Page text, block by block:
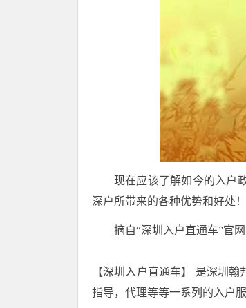
现在应该了解如今的入户
深户所带来的各种优势和好处！
摘自“深圳入户直通车”官
【深圳入户直通车】 是深圳
指导，代理等等一系列的入户